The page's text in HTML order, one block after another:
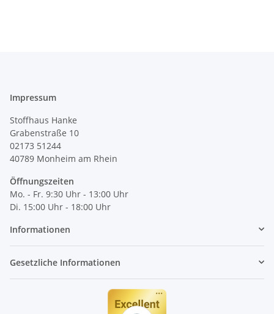
Impressum
Stoffhaus Hanke
Grabenstraße 10
02173 51244
40789 Monheim am Rhein
Öffnungszeiten
Mo. - Fr. 9:30 Uhr - 13:00 Uhr
Di. 15:00 Uhr - 18:00 Uhr
Informationen
Gesetzliche Informationen